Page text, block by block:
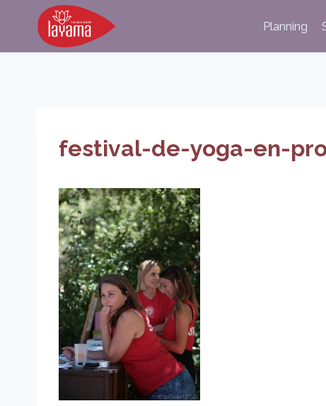
Planning
festival-de-yoga-en-